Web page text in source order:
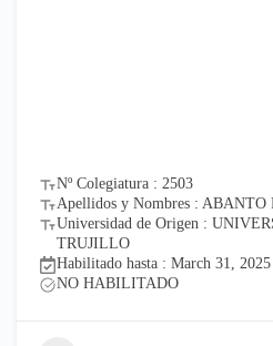
Nº Colegiatura : 2503
Apellidos y Nombres : ABANTO
Universidad de Origen :
TRUJILLO
Habilitado hasta : March 31, 2025
NO HABILITADO